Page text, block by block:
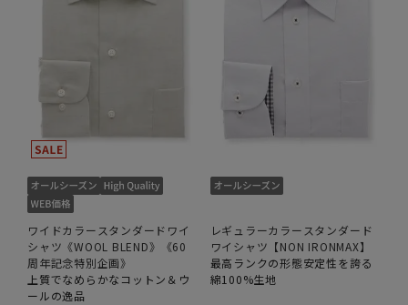
ワイドカラースタンダードワイ
シャツ《WOOL BLEND》《60
周年記念特別企画》
上質でなめらかなコットン＆ウ
ールの逸品
レギュラーカラースタンダード
ワイシャツ【NON IRONMAX】
最高ランクの形態安定性を誇る
綿100%生地